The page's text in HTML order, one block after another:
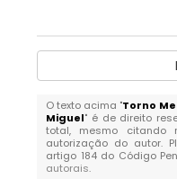
O texto acima "Torno
Miguel" é de direito
total, mesmo citando
autorização do autor.
artigo 184 do Código
autorais.